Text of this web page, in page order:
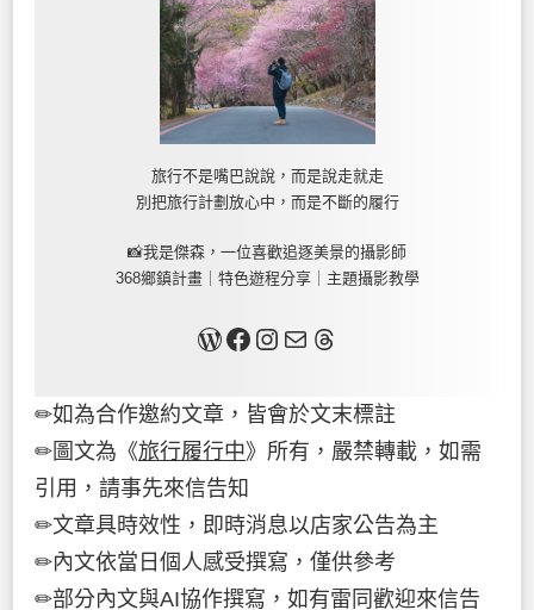
旅行不是嘴巴說說，而是說走就走
別把旅行計劃放心中，而是不斷的履行
📸我是傑森，一位喜歡追逐美景的攝影師
368鄉鎮計畫｜特色遊程分享｜主題攝影教學
關於我Facebook InstagramMail Threads
✏如為合作邀約文章，皆會於文末標註
✏圖文為《旅行履行中》所有，嚴禁轉載，如需
引用，請事先來信告知
✏文章具時效性，即時消息以店家公告為主
✏內文依當日個人感受撰寫，僅供參考
✏部分內文與AI協作撰寫，如有雷同歡迎來信告